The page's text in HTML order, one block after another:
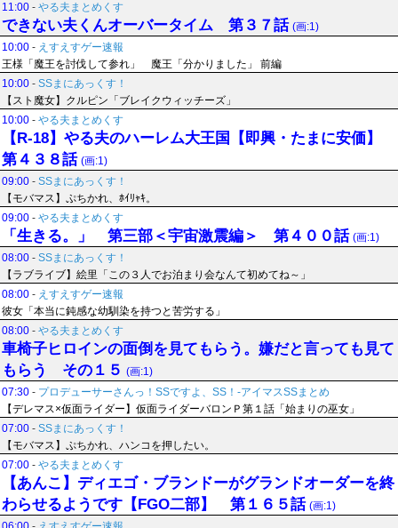
11:00 - やる夫まとめくす
できない夫くんオーバータイム 第３７話 (画:1)
10:00 - えすえすゲー速報
王様「魔王を討伐して参れ」 魔王「分かりました」 前編
10:00 - SSまにあっくす！
【スト魔女】クルピン「ブレイクウィッチーズ」
10:00 - やる夫まとめくす
【R-18】やる夫のハーレム大王国【即興・たまに安価】
第４３８話 (画:1)
09:00 - SSまにあっくす！
【モバマス】ぷちかれ、ﾎｲﾘｬｷ。
09:00 - やる夫まとめくす
「生きる。」 第三部＜宇宙激震編＞ 第４００話 (画:1)
08:00 - SSまにあっくす！
【ラブライブ】絵里「この３人でお泊まり会なんて初めてね～」
08:00 - えすえすゲー速報
彼女「本当に鈍感な幼馴染を持つと苦労する」
08:00 - やる夫まとめくす
車椅子ヒロインの面倒を見てもらう。嫌だと言っても見て
もらう その１５ (画:1)
07:30 - プロデューサーさんっ！SSですよ、SS！-アイマスSSまとめ
【デレマス×仮面ライダー】仮面ライダーバロンＰ第１話「始まりの巫女」
07:00 - SSまにあっくす！
【モバマス】ぷちかれ、ハンコを押したい。
07:00 - やる夫まとめくす
【あんこ】ディエゴ・ブランドーがグランドオーダーを終
わらせるようです【FGO二部】 第１６５話 (画:1)